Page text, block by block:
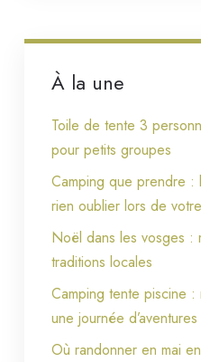
À la une
Toile de tente 3
pour petits groupes
Camping que prendre :
rien oublier lors de
Noël dans les vosges :
traditions locales
Camping tente piscine
une journée d’aventures
Où randonner en mai